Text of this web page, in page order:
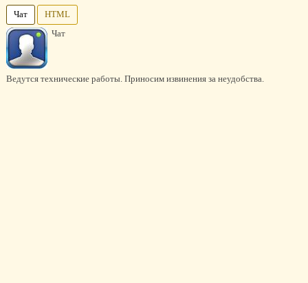
Чат
HTML
Чат